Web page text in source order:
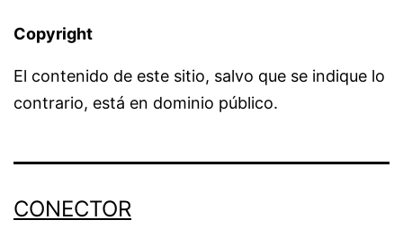
Copyright
El contenido de este sitio, salvo que se indique lo
contrario, está en dominio público.
CONECTOR